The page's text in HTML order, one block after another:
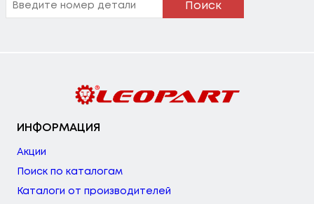
Поиск
ИНФОРМАЦИЯ
Акции
Поиск по каталогам
Каталоги от производителей